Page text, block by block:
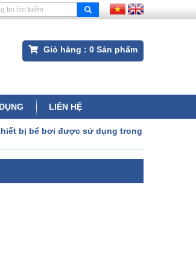
Giỏ hàng : 0 Sản phẩm
LIÊN HỆ
bị bể bơi được sử dụng trong